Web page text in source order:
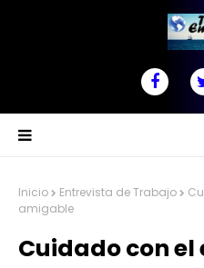
Inicio Entrevista de Trabajo
amigable
Cuidado con